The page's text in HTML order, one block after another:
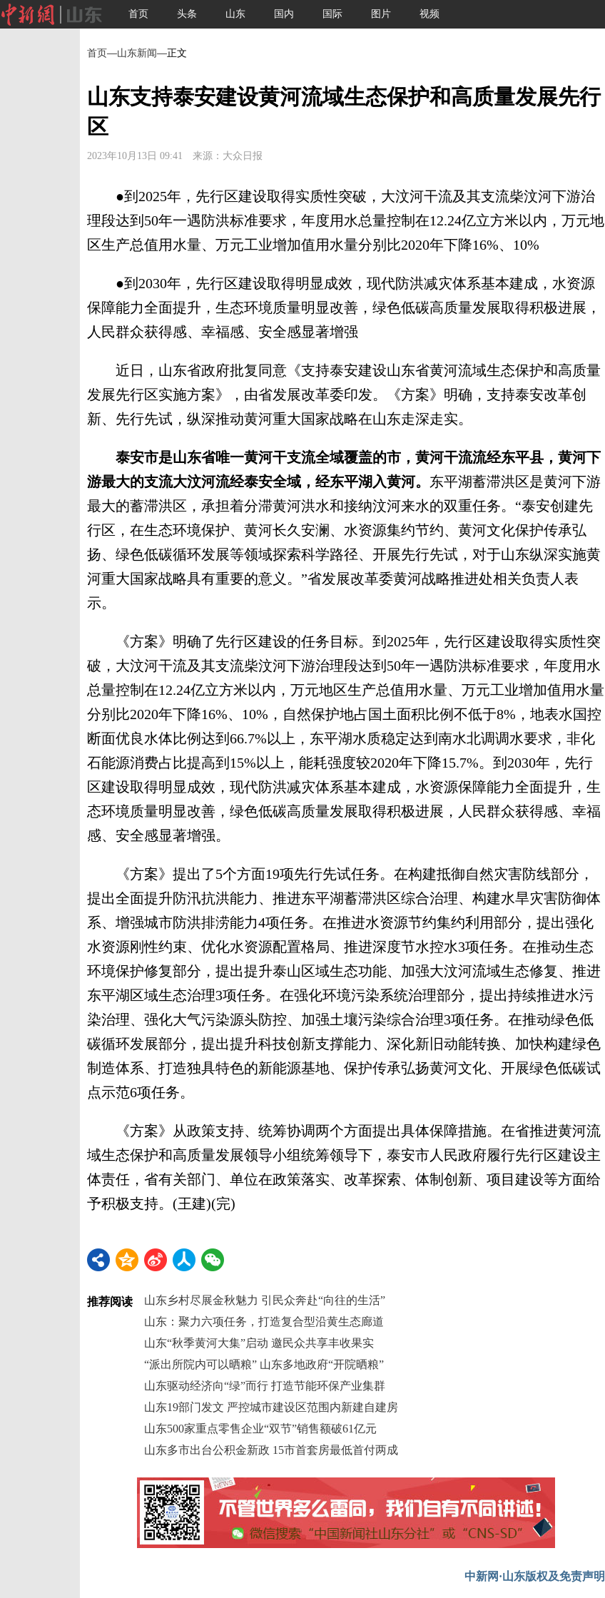
首页 头条 山东 国内 国际 图片 视频
首页—山东新闻—正文
山东支持泰安建设黄河流域生态保护和高质量发展先行
区
2023年10月13日 09:41 来源：大众日报
●到2025年，先行区建设取得实质性突破，大汶河干流及其支流柴汶河下游治
理段达到50年一遇防洪标准要求，年度用水总量控制在12.24亿立方米以内，万元地
区生产总值用水量、万元工业增加值用水量分别比2020年下降16%、10%
●到2030年，先行区建设取得明显成效，现代防洪减灾体系基本建成，水资源
保障能力全面提升，生态环境质量明显改善，绿色低碳高质量发展取得积极进展，
人民群众获得感、幸福感、安全感显著增强
近日，山东省政府批复同意《支持泰安建设山东省黄河流域生态保护和高质量
发展先行区实施方案》，由省发展改革委印发。《方案》明确，支持泰安改革创
新、先行先试，纵深推动黄河重大国家战略在山东走深走实。
泰安市是山东省唯一黄河干支流全域覆盖的市，黄河干流流经东平县，黄河下
游最大的支流大汶河流经泰安全域，经东平湖入黄河。 东平湖蓄滞洪区是黄河下游
最大的蓄滞洪区，承担着分滞黄河洪水和接纳汶河来水的双重任务。“泰安创建先
行区，在生态环境保护、黄河长久安澜、水资源集约节约、黄河文化保护传承弘
扬、绿色低碳循环发展等领域探索科学路径、开展先行先试，对于山东纵深实施黄
河重大国家战略具有重要的意义。”省发展改革委黄河战略推进处相关负责人表
示。
《方案》明确了先行区建设的任务目标。到2025年，先行区建设取得实质性突
破，大汶河干流及其支流柴汶河下游治理段达到50年一遇防洪标准要求，年度用水
总量控制在12.24亿立方米以内，万元地区生产总值用水量、万元工业增加值用水量
分别比2020年下降16%、10%，自然保护地占国土面积比例不低于8%，地表水国控
断面优良水体比例达到66.7%以上，东平湖水质稳定达到南水北调调水要求，非化
石能源消费占比提高到15%以上，能耗强度较2020年下降15.7%。到2030年，先行
区建设取得明显成效，现代防洪减灾体系基本建成，水资源保障能力全面提升，生
态环境质量明显改善，绿色低碳高质量发展取得积极进展，人民群众获得感、幸福
感、安全感显著增强。
《方案》提出了5个方面19项先行先试任务。在构建抵御自然灾害防线部分，
提出全面提升防汛抗洪能力、推进东平湖蓄滞洪区综合治理、构建水旱灾害防御体
系、增强城市防洪排涝能力4项任务。在推进水资源节约集约利用部分，提出强化
水资源刚性约束、优化水资源配置格局、推进深度节水控水3项任务。在推动生态
环境保护修复部分，提出提升泰山区域生态功能、加强大汶河流域生态修复、推进
东平湖区域生态治理3项任务。在强化环境污染系统治理部分，提出持续推进水污
染治理、强化大气污染源头防控、加强土壤污染综合治理3项任务。在推动绿色低
碳循环发展部分，提出提升科技创新支撑能力、深化新旧动能转换、加快构建绿色
制造体系、打造独具特色的新能源基地、保护传承弘扬黄河文化、开展绿色低碳试
点示范6项任务。
《方案》从政策支持、统筹协调两个方面提出具体保障措施。在省推进黄河流
域生态保护和高质量发展领导小组统筹领导下，泰安市人民政府履行先行区建设主
体责任，省有关部门、单位在政策落实、改革探索、体制创新、项目建设等方面给
予积极支持。(王建)(完)
推荐阅读
山东乡村尽展金秋魅力 引民众奔赴“向往的生活”
山东：聚力六项任务，打造复合型沿黄生态廊道
山东“秋季黄河大集”启动 邀民众共享丰收果实
“派出所院内可以晒粮” 山东多地政府“开院晒粮”
山东驱动经济向“绿”而行 打造节能环保产业集群
山东19部门发文 严控城市建设区范围内新建自建房
山东500家重点零售企业“双节”销售额破61亿元
山东多市出台公积金新政 15市首套房最低首付两成
中新网·山东版权及免责声明